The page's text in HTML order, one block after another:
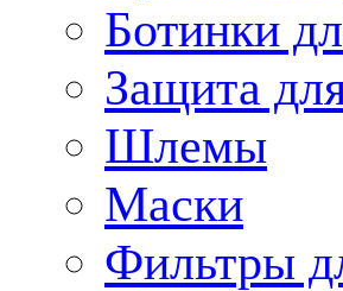
Ботинки
Защита
Шлемы
Маски
Фильтры